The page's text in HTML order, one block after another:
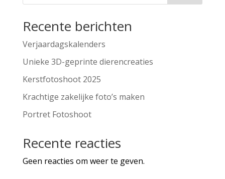
Recente berichten
Verjaardagskalenders
Unieke 3D-geprinte dierencreaties
Kerstfotoshoot 2025
Krachtige zakelijke foto’s maken
Portret Fotoshoot
Recente reacties
Geen reacties om weer te geven.